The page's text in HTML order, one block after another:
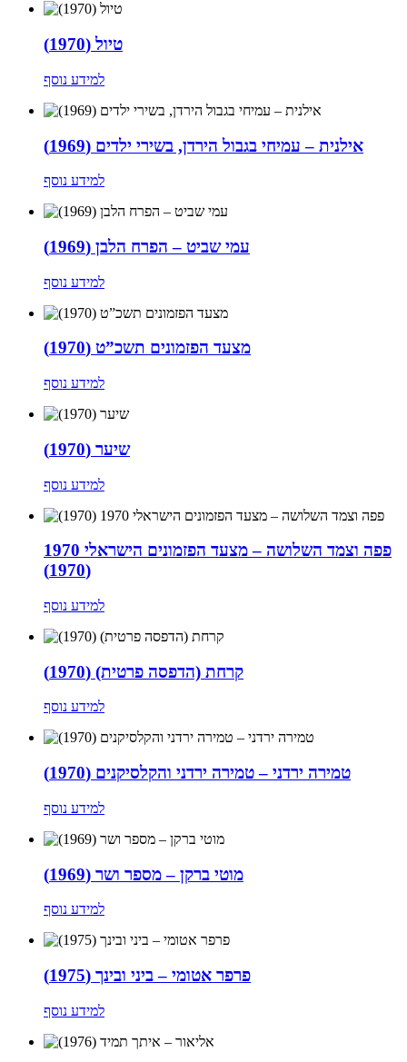
טיול (1970)
למידע נוסף
אילנית – עמיחי בגבול הירדן, בשירי ילדים (1969)
למידע נוסף
עמי שביט – הפרח הלבן (1969)
למידע נוסף
מצעד הפזמונים תשכ”ט (1970)
למידע נוסף
שיער (1970)
למידע נוסף
פפה וצמד השלושה – מצעד הפזמונים הישראלי 1970
(1970)
למידע נוסף
קרחת (הדפסה פרטית) (1970)
למידע נוסף
טמירה ירדני – טמירה ירדני והקלסיקנים (1970)
למידע נוסף
מוטי ברקן – מספר ושר (1969)
למידע נוסף
פרפר אטומי – ביני ובינך (1975)
למידע נוסף